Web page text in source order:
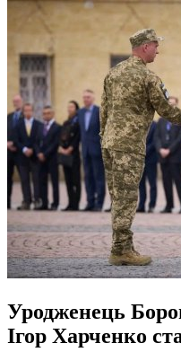
Уродженець
Ігор Харченко